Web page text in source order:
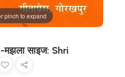
pinch to expand
-मझला साइज: Shri